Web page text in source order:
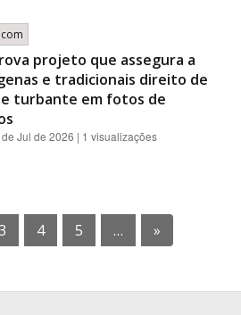
projeto que assegura a
e tradicionais direito de
e turbante em fotos de
Jul de 2026 | 1 visualizações
4 5 … »